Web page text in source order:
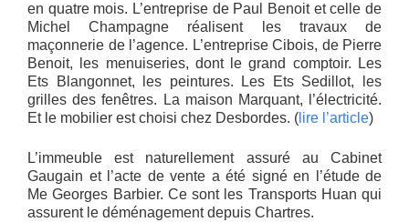
en quatre mois. L’entreprise de Paul Benoit et celle de
Michel Champagne réalisent les travaux de
maçonnerie de l’agence. L’entreprise Cibois, de Pierre
Benoit, les menuiseries, dont le grand comptoir. Les
Ets Blangonnet, les peintures. Les Ets Sedillot, les
grilles des fenêtres. La maison Marquant, l’électricité.
Et le mobilier est choisi chez Desbordes. ( lire l’article)
L’immeuble est naturellement assuré au Cabinet
Gaugain et l’acte de vente a été signé en l’étude de
Me Georges Barbier. Ce sont les Transports Huan qui
assurent le déménagement depuis Chartres.